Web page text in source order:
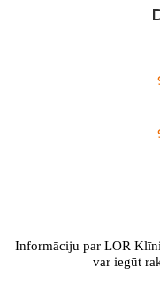
Informāciju par LOR
var iegūt